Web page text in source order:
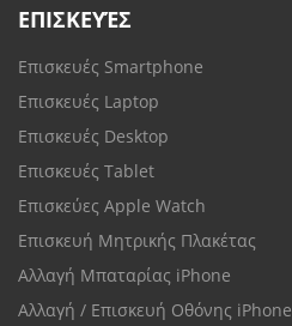
ΕΠΙΣΚΕΥΈΣ
Επισκευές Smartphone
Επισκευές Laptop
Επισκευές Desktop
Επισκευές Tablet
Επισκεύες Apple Watch
Επισκευή Μητρικής Πλακέτας
Αλλαγή Μπαταρίας iPhone
Αλλαγή / Επισκευή Οθόνης iPhone